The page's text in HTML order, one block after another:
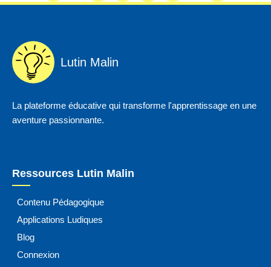
Lutin Malin
La plateforme éducative qui transforme l'apprentissage en une
aventure passionnante.
Ressources Lutin Malin
Contenu Pédagogique
Applications Ludiques
Blog
Connexion